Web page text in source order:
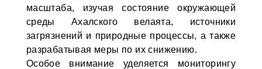
масштаба, изучая состояние окружающей
среды Ахалского велаята, источники
загрязнений и природные процессы, а также
разрабатывая меры по их снижению.
Особое внимание уделяется мониторингу